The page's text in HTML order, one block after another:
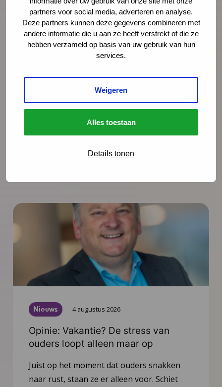
partners voor social media, adverteren en analyse.
Deze partners kunnen deze gegevens combineren met
andere informatie die u aan ze heeft verstrekt of die ze
hebben verzameld op basis van uw gebruik van hun
services.
Weigeren
Alles toestaan
Details tonen
Nieuws 4 augustus 2026
Opinie: Vakantie? De stress van
ouders loopt alleen maar op
Juist op het moment dat ouders snakken
naar rust, staan ze er alleen voor. Schiet